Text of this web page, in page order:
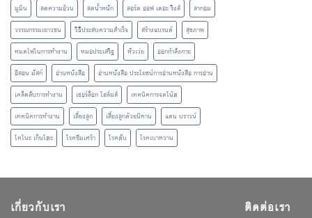
มูมิน
ลดความอ้วน ลดน้ำหนัก ลอร์ด ออฟ เดอะ ริงส์
ลากอม
วรรณกรรมเยาวชน
วิธีประสบความสำเร็จ สร้างแบรนด์
สุขภาพ
หมดไฟในการทำงาน
หมอประเสริฐ หัวเว่ย
ออกกำลังกาย
อีลอน มัสก์
อ่านหนังสือ
อ่านหนังสือ ประโยชน์การอ่านหนังสือ การอ่าน
เคล็ดลับการทำงาน
เชอร์ล็อก โฮล์มส์
เทคนิคการจดโน้ต
เทคนิคการทำงาน
เลี้ยงลูก เลี้ยงลูกด้วยนิทาน
แดน บราวน์
โคโนะ เก็นโตะ
โรคซึมเศร้า โรคตับ โรคเบาหวาน
เกี่ยวกับเรา ติดต่อเรา